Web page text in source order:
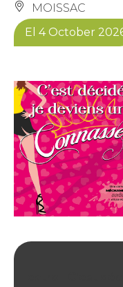
MOISSAC
El 4 October